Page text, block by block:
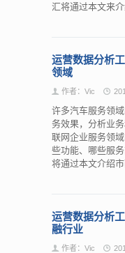
汇将通过本文来
运营数据分析
领域
作者：Vic
许多汽车服务领
务效果，分析业
联网企业服务领
些功能、哪些服
将通过本文介绍
运营数据分析
融行业
作者：Vic